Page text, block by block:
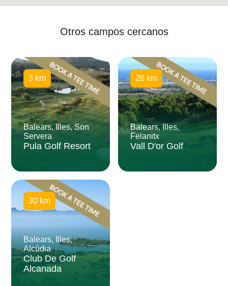
Otros campos cercanos
3 km
Balears, Illes, Son
Servera
Pula Golf Resort
28 km
Balears, Illes,
Felanitx
Vall D'or Golf
30 km
Balears, Illes,
Alcúdia
Club De Golf
Alcanada